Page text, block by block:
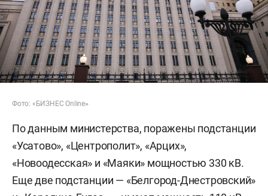
Фото: «БИЗНЕС Online»
По данным министерства, поражены подстанции
«Усатово», «Центрополит», «Арцих»,
«Новоодесская» и «Маяки» мощностью 330 кВ.
Еще две подстанции — «Белгород-Днестровский»